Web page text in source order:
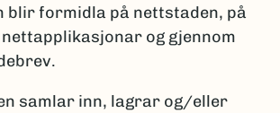
blir formidla på nettstaden, på
og gjennom
samlar inn, lagrar og/eller